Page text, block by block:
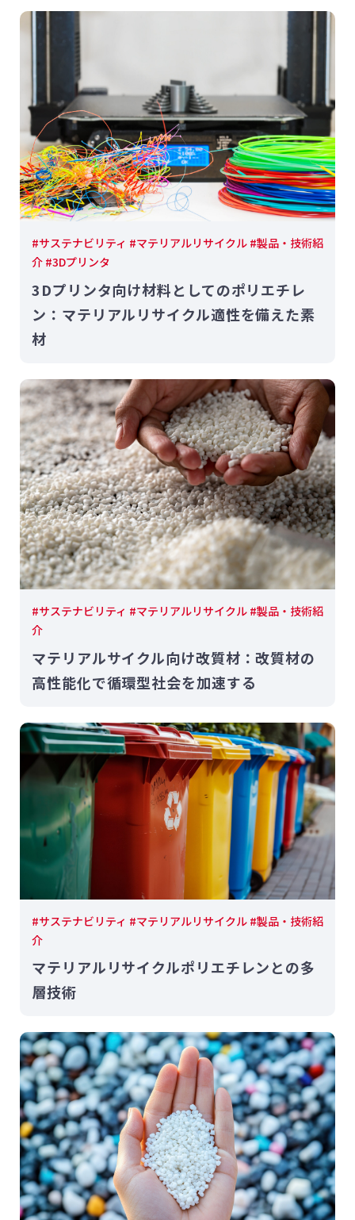
#サステナビリティ #マテリアルリサイクル #製品・技術紹
介 #3Dプリンタ
3Dプリンタ向け材料としてのポリエチレ
ン：マテリアルリサイクル適性を備えた素
材
#サステナビリティ #マテリアルリサイクル #製品・技術紹
介
マテリアルサイクル向け改質材：改質材の
高性能化で循環型社会を加速する
#サステナビリティ #マテリアルリサイクル #製品・技術紹
介
マテリアルリサイクルポリエチレンとの多
層技術